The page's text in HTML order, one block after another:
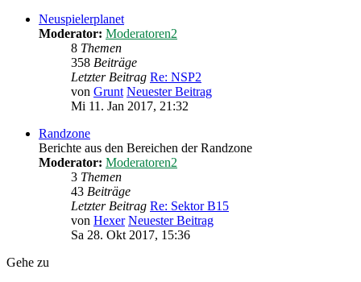
Neuspielerplanet
Moderator: Moderatoren2
8 Themen
358 Beiträge
Letzter Beitrag Re: NSP2
von Grunt Neuester Beitrag
Mi 11. Jan 2017, 21:32
Randzone
Berichte aus den Bereichen der Randzone
Moderator: Moderatoren2
3 Themen
43 Beiträge
Letzter Beitrag Re: Sektor B15
von Hexer Neuester Beitrag
Sa 28. Okt 2017, 15:36
Gehe zu